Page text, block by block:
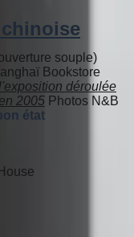
souple)
Bookstore
déroulée
2005 Photos N&B
état